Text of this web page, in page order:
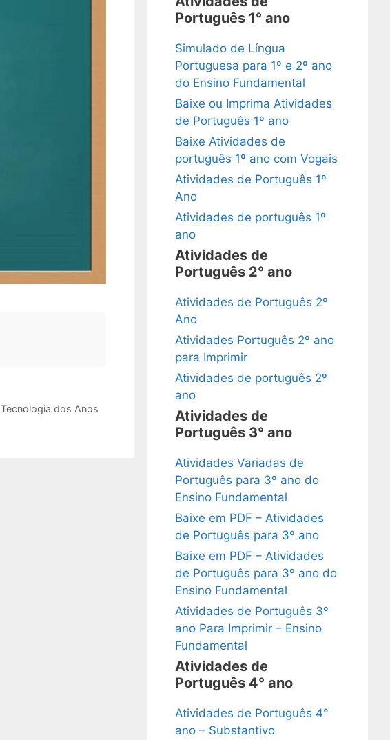
Tecnologia dos Anos
Português 1° ano
Simulado de Língua
Portuguesa para 1º e 2º ano
do Ensino Fundamental
Baixe ou Imprima Atividades
de Português 1º ano
Baixe Atividades de
português 1º ano com Vogais
Atividades de Português 1º
Ano
Atividades de português 1º
ano
Atividades de
Português 2° ano
Atividades de Português 2º
Ano
Atividades Português 2º ano
para Imprimir
Atividades de português 2º
ano
Atividades de
Português 3° ano
Atividades Variadas de
Português para 3º ano do
Ensino Fundamental
Baixe em PDF – Atividades
de Português para 3º ano
Baixe em PDF – Atividades
de Português para 3º ano do
Ensino Fundamental
Atividades de Português 3º
ano Para Imprimir – Ensino
Fundamental
Atividades de
Português 4° ano
Atividades de Português 4°
ano – Substantivo